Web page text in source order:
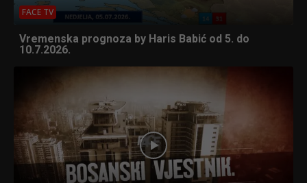
FACE TV
Vremenska prognoza by Haris Babić od 5. do
10.7.2026.